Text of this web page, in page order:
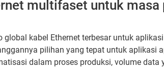
multifaset untuk masa
global kabel Ethernet terbesar untuk
pilihan yang tepat untuk aplikasi
dalam proses produksi, volume data